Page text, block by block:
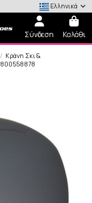
Ελληνικά
Σύνδεση Καλάθι
Κράνη Σκι &